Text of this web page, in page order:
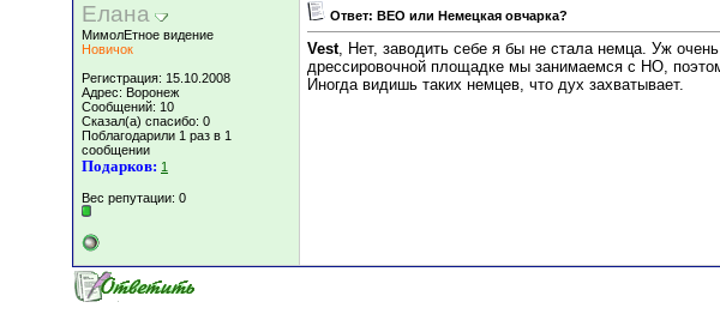
Елана
МимолЕтное видение
Новичок
Регистрация: 15.10.2008
Адрес: Воронеж
Сообщений: 10
Сказал(а) спасибо: 0
Поблагодарили 1 раз в 1
сообщении
Подарков: 1
Вес репутации: 0
Ответ: ВЕО или Немецкая овчарка?
Vest, Нет, заводить себе я бы не стала немца. Уж
дрессировочной площадке мы занимаемся с НО,
Иногда видишь таких немцев, что дух захватывает.